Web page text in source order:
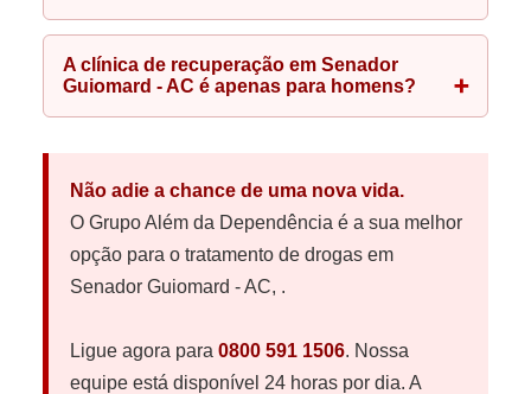
A clínica de recuperação em Senador
Guiomard - AC é apenas para homens?
Não adie a chance de uma nova vida.
O Grupo Além da Dependência é a sua melhor
opção para o tratamento de drogas em
Senador Guiomard - AC, .
Ligue agora para 0800 591 1506. Nossa
equipe está disponível 24 horas por dia. A